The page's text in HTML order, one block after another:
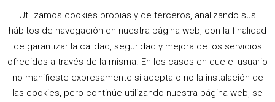
REBORN TAG
Utilizamos cookies propias y de terceros, analizando sus
hábitos de navegación en nuestra página web, con la finalidad
de garantizar la calidad, seguridad y mejora de los servicios
ofrecidos a través de la misma. En los casos en que el usuario
no manifieste expresamente si acepta o no la instalación de
las cookies, pero continúe utilizando nuestra página web, se